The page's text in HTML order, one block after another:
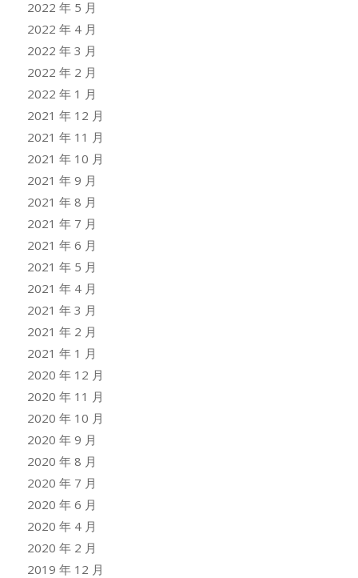
2022 年 5 月
2022 年 4 月
2022 年 3 月
2022 年 2 月
2022 年 1 月
2021 年 12 月
2021 年 11 月
2021 年 10 月
2021 年 9 月
2021 年 8 月
2021 年 7 月
2021 年 6 月
2021 年 5 月
2021 年 4 月
2021 年 3 月
2021 年 2 月
2021 年 1 月
2020 年 12 月
2020 年 11 月
2020 年 10 月
2020 年 9 月
2020 年 8 月
2020 年 7 月
2020 年 6 月
2020 年 4 月
2020 年 2 月
2019 年 12 月